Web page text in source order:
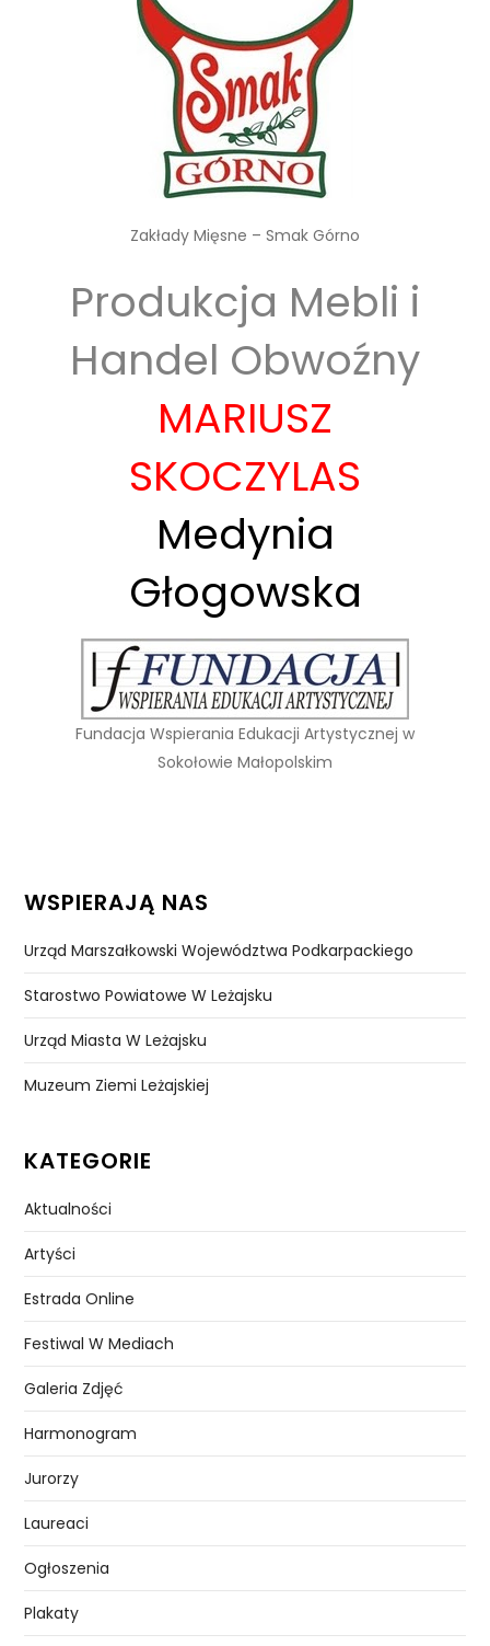
Zakłady Mięsne – Smak Górno
Produkcja Mebli i
Handel Obwoźny
MARIUSZ
SKOCZYLAS
Medynia
Głogowska
Fundacja Wspierania Edukacji Artystycznej w
Sokołowie Małopolskim
WSPIERAJĄ NAS
Urząd Marszałkowski Województwa Podkarpackiego
Starostwo Powiatowe W Leżajsku
Urząd Miasta W Leżajsku
Muzeum Ziemi Leżajskiej
KATEGORIE
Aktualności
Artyści
Estrada Online
Festiwal W Mediach
Galeria Zdjęć
Harmonogram
Jurorzy
Laureaci
Ogłoszenia
Plakaty